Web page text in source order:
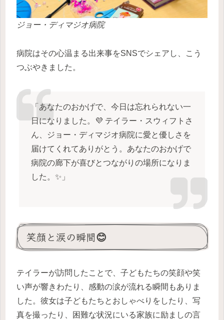
ジョー・ディマジオ病院
病院はその心温まる出来事をSNSでシェアし、こう
つぶやきました。
「あなたのおかげで、今日は忘れられない一
日になりました。💜 テイラー・スウィフトさ
ん、ジョー・ディマジオ病院に愛と優しさを
届けてくれてありがとう。あなたのおかげで
病院の廊下が喜びとつながりの場所になりま
した。✨」
笑顔と涙の瞬間😊
テイラーが訪問したことで、子どもたちの笑顔や笑
い声が響きわたり、感動の涙が流れる瞬間もありま
した。彼女は子どもたちとおしゃべりをしたり、写
真を撮ったり、困難な状況にいる家族に励ましの言